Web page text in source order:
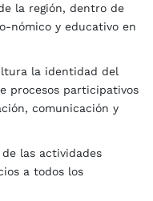
la región, dentro de
nómico y educativo en
la identidad del
procesos participativos
comunicación y
las actividades
a todos los